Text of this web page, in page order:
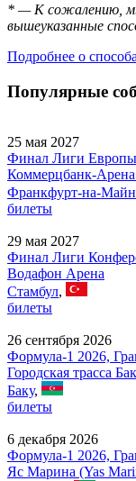
* — К сожалению,
вышеуказанные
Подробнее о
Популярные
25 мая 2027
Финал Лиги
Коммерцбанк-Арена
Франкфурт-на-
билеты
29 мая 2027
Финал Лиги
Водафон Арена
Стамбул,
билеты
26 сентября 2026
Формула-1 2026,
Городская трасса
Баку,
билеты
6 декабря 2026
Формула-1 2026,
Яс Марина (Yas